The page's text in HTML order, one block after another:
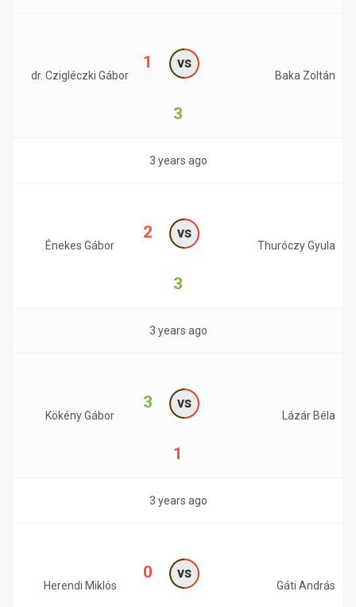
dr. Czigléczki Gábor
1 vs
3
Baka Zoltán
3 years ago
Énekes Gábor
2 vs
3
Thuróczy Gyula
3 years ago
Kökény Gábor
3 vs
1
Lázár Béla
3 years ago
Herendi Miklós
0 vs
Gáti András